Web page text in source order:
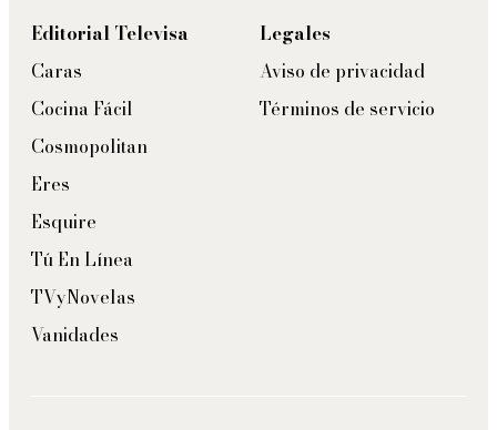
Editorial Televisa
Caras
Cocina Fácil
Cosmopolitan
Eres
Esquire
Tú En Línea
TVyNovelas
Vanidades
Legales
Aviso de privacidad
Términos de servicio